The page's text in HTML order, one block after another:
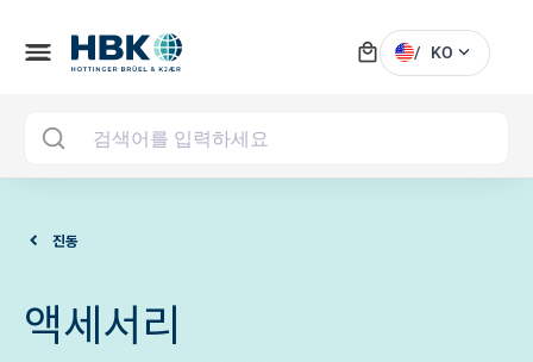
menu local_mall / KO expand_more
진동
액세서리